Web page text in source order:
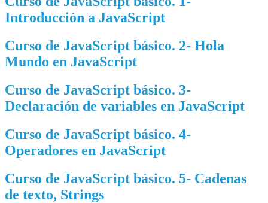
Introducción a JavaScript
Curso de JavaScript básico. 2- Hola
Mundo en JavaScript
Curso de JavaScript básico. 3-
Declaración de variables en JavaScript
Curso de JavaScript básico. 4-
Operadores en JavaScript
Curso de JavaScript básico. 5- Cadenas
de texto, Strings